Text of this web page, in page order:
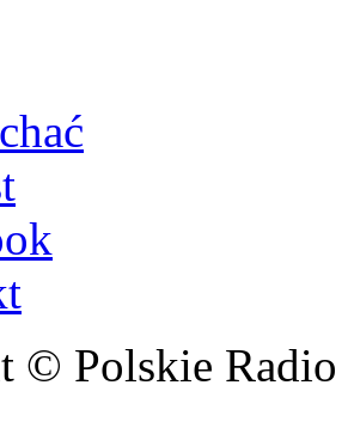
© Polskie